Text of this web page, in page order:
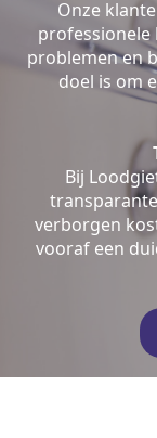
Onze
professionele
problemen en
doel is om
Bij
verborgen
vooraf een